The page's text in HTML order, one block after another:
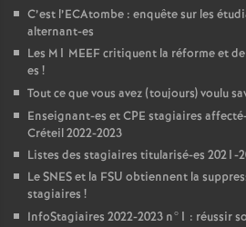
C’est l’ECAtombe : enquête sur les
alternant-es
Les M1 MEEFcritiquent la réforme et
es !
Tout ce que vous avez (toujours) voulu
Enseignant-es etCPE stagiaires
Créteil 2022-2023
Listes des stagiaires titularisé-es 2021-
LeSNESet la FSU obtiennent la
stagiaires !
InfoStagiaires 2022-2023 n°1 : réussir